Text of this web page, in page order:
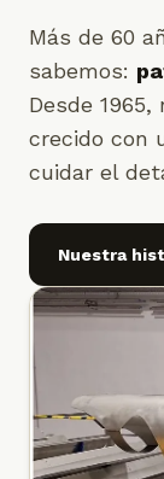
Más de 60
sabemos:
Desde
crecido con
cuidar el
Nuestra